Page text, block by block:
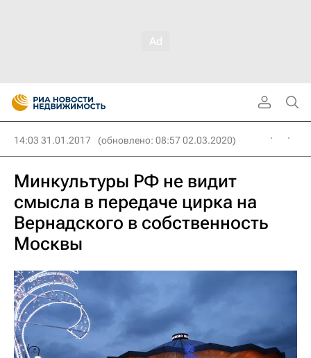
14:03 31.01.2017 (обновлено: 08:57 02.03.2020)
Минкультуры РФ не видит
смысла в передаче цирка на
Вернадского в собственность
Москвы